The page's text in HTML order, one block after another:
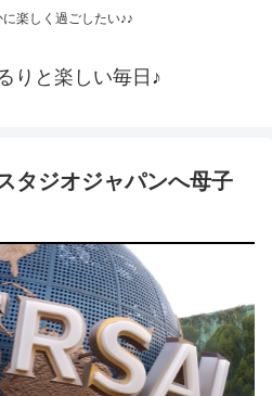
楽しく過ごしたい♪♪
りと楽しい毎日♪
タジオジャパンへ母子